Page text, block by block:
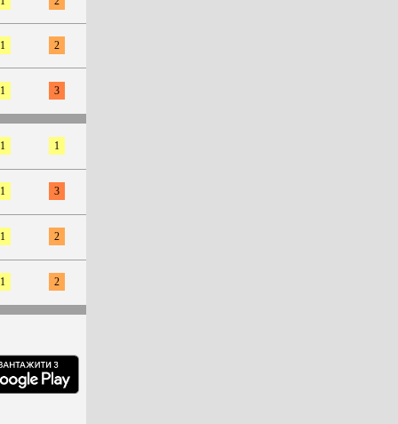
1 2
1 3
1 1
1 3
1 2
1 2